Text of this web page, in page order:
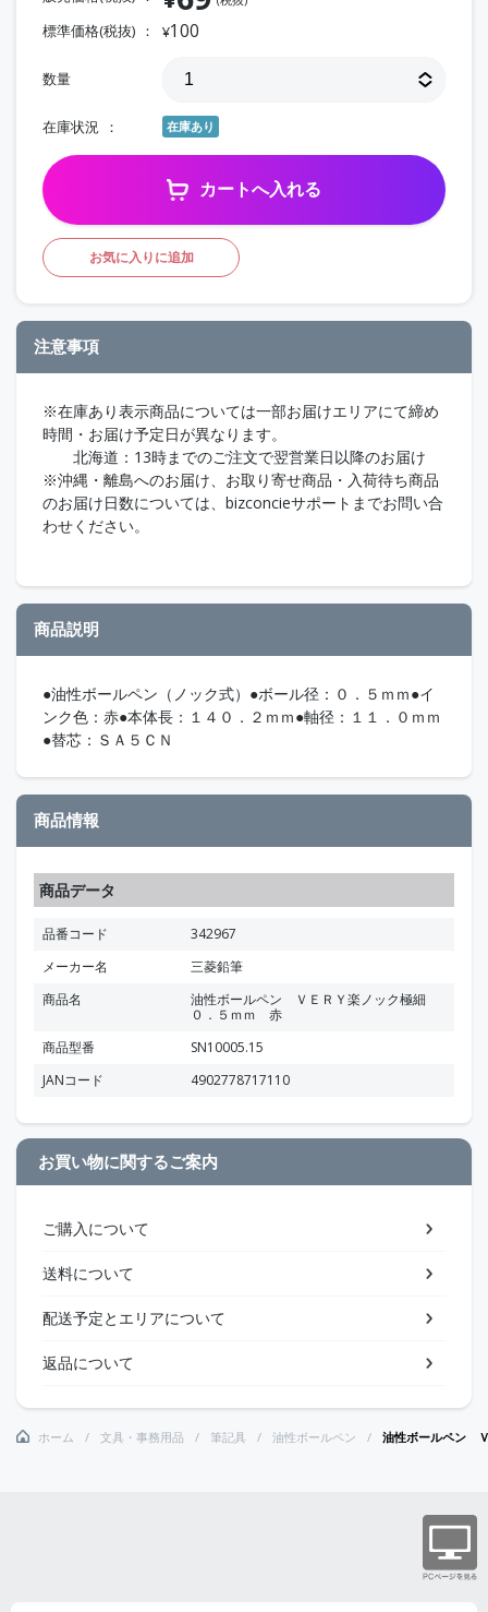
標準価格(税抜) ¥100
数量
在庫状況 在庫あり
カートへ入れる
お気に入りに追加
注意事項
※在庫あり表示商品については一部お届けエリアにて締め
時間・お届け予定日が異なります。
北海道：13時までのご注文で翌営業日以降のお届け
※沖縄・離島へのお届け、お取り寄せ商品・入荷待ち商品
のお届け日数については、bizconcieサポートまでお問い合
わせください。
商品説明
●油性ボールペン（ノック式）●ボール径：０．５ｍｍ●イ
ンク色：赤●本体長：１４０．２ｍｍ●軸径：１１．０ｍｍ
●替芯：ＳＡ５ＣＮ
商品情報
商品データ
品番コード
342967
メーカー名
三菱鉛筆
商品名
油性ボールペン ＶＥＲＹ楽ノック極細
０．５ｍｍ 赤
商品型番
SN10005.15
JANコード
4902778717110
お買い物に関するご案内
ご購入について
送料について
配送予定とエリアについて
返品について
ホーム 文具・事務用品 筆記具 油性ボールペン 油性ボールペン